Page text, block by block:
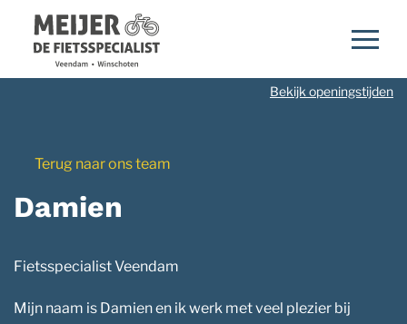
Navigatie
Bekijk openingstijden
Terug naar ons team
Damien
Fietsspecialist Veendam
Mijn naam is Damien en ik werk met veel plezier bij